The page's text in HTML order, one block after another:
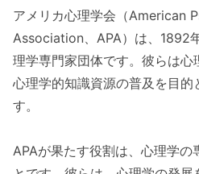
アメリカ心理学会（American
Association、APA）は、1892
理学専門家団体です。彼らは
心理学的知識資源の普及を目的
す。
APAが果たす役割は、心理学の